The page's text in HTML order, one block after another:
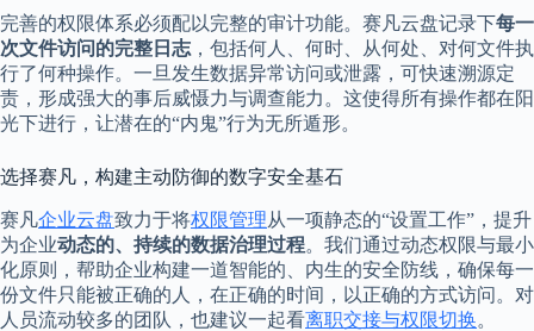
完善的权限体系必须配以完整的审计功能。赛凡云盘记录下每一
次文件访问的完整日志 ，包括何人、何时、从何处、对何文件执
行了何种操作。一旦发生数据异常访问或泄露，可快速溯源定
责，形成强大的事后威慑力与调查能力。这使得所有操作都在阳
光下进行，让潜在的“内鬼”行为无所遁形。
选择赛凡，构建主动防御的数字安全基石
赛凡企业云盘致力于将权限管理从一项静态的“设置工作”，提升
为企业动态的、持续的数据治理过程。我们通过动态权限与最小
化原则，帮助企业构建一道智能的、内生的安全防线，确保每一
份文件只能被正确的人，在正确的时间，以正确的方式访问。对
人员流动较多的团队，也建议一起看离职交接与权限切换。